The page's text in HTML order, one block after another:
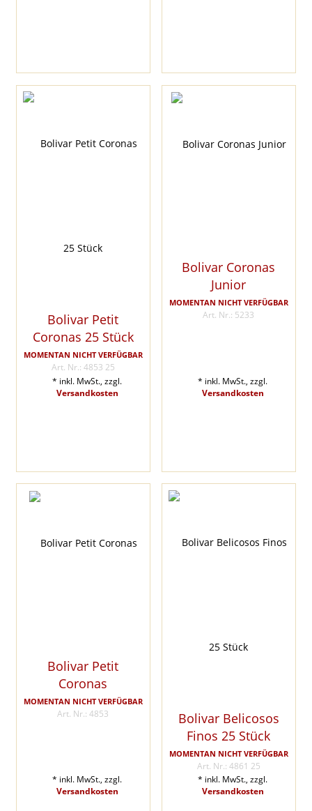
Bolivar Petit
Coronas 25 Stück
MOMENTAN NICHT VERFÜGBAR
Art. Nr.: 4853 25
* inkl. MwSt., zzgl.
Versandkosten
Bolivar Coronas
Junior
MOMENTAN NICHT VERFÜGBAR
Art. Nr.: 5233
* inkl. MwSt., zzgl.
Versandkosten
Bolivar Petit
Coronas
MOMENTAN NICHT VERFÜGBAR
Art. Nr.: 4853
* inkl. MwSt., zzgl.
Versandkosten
Bolivar Belicosos
Finos 25 Stück
MOMENTAN NICHT VERFÜGBAR
Art. Nr.: 4861 25
* inkl. MwSt., zzgl.
Versandkosten